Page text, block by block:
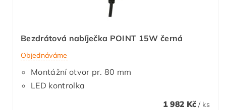
Bezdrátová nabíječka POINT 15W černá
Objednáváme
Montážní otvor pr. 80 mm
LED kontrolka
1 982 Kč / ks